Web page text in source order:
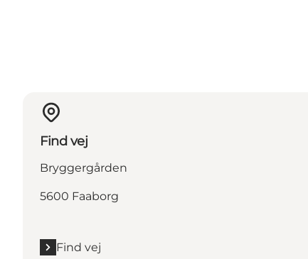
Find vej
Bryggergården
5600 Faaborg
Find vej